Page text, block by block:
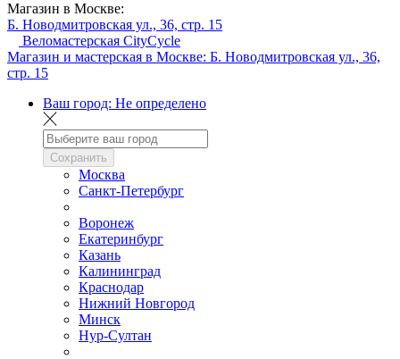
Магазин в Москве:
Б. Новодмитровская ул., 36, стр. 15
Веломастерская CityCycle
Магазин и мастерская в Москве: Б. Новодмитровская ул., 36,
стр. 15
Ваш город: Не определено
Сохранить
Москва
Санкт-Петербург
Воронеж
Екатеринбург
Казань
Калининград
Краснодар
Нижний Новгород
Минск
Нур-Султан